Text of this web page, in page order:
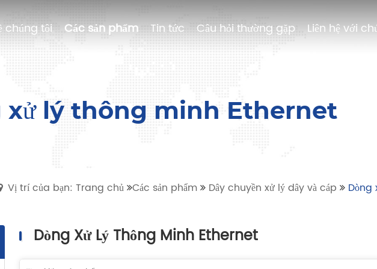
chúng tôi Các sản phẩm Tin tức Câu hỏi thường gặp Liên hệ với
chúng tôi Các sản phẩm Tin tức Câu hỏi thường gặp Liên hệ với
xử lý thông minh Ethernet
Vị trí của bạn: Trang chủ Các sản phẩm Dây chuyền xử lý dây và cáp Dòng
Dòng Xử Lý Thông Minh Ethernet